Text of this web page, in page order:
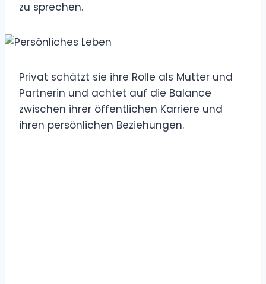
zu sprechen.
Privat schätzt sie ihre Rolle als Mutter und
Partnerin und achtet auf die Balance
zwischen ihrer öffentlichen Karriere und
ihren persönlichen Beziehungen.